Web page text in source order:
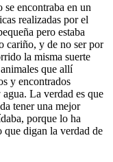
encontraba en un
realizadas por el
pero estaba
cariño, y de no ser por
la misma suerte
que allí
y encontrados
La verdad es que
tener una mejor
porque lo ha
digan la verdad de